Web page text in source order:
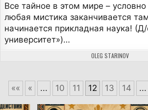
Все тайное в этом мире –
любая мистика заканчивается
начинается прикладная наука!
университет»)…
АВТОР:
OLEG STARINOV
«« « ... 10 11 12 13 14 ...